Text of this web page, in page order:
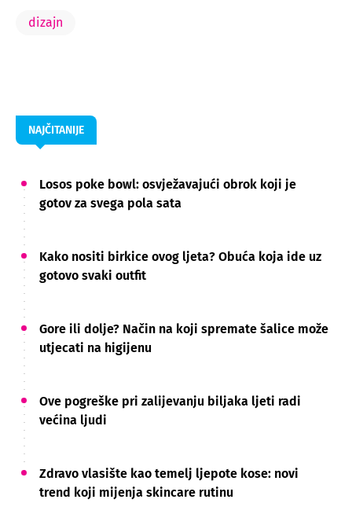
dizajn
NAJČITANIJE
Losos poke bowl: osvježavajući obrok koji je
gotov za svega pola sata
Kako nositi birkice ovog ljeta? Obuća koja ide uz
gotovo svaki outfit
Gore ili dolje? Način na koji spremate šalice može
utjecati na higijenu
Ove pogreške pri zalijevanju biljaka ljeti radi
većina ljudi
Zdravo vlasište kao temelj ljepote kose: novi
trend koji mijenja skincare rutinu